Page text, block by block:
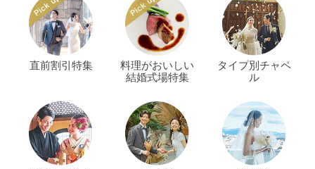
直前割引特集
料理がおいしい
結婚式場特集
タイプ別チャペ
ル